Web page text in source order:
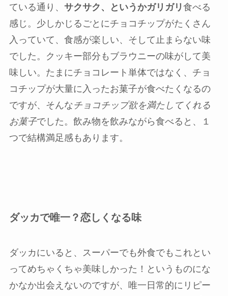
ている通り、 サクサク、というかガリガリ 食べる
感じ。少しかじるごとにチョコチップがたくさん
入っていて、食感が楽しい、そして止まらない味
でした。クッキー部分もブラウニーの味がして美
味しい。たまにチョコレート単体ではなく、チョ
コチップが大量に入ったお菓子が食べたくなるの
ですが、そんなチョコチップ欲を満たしてくれる
お菓子でした。飲み物を飲みながら食べると、１
つで結構満足感もあります。
ダッカで唯一？恋しくなる味
ダッカにいると、スーパーでも外食でもこれとい
ってめちゃくちゃ美味しかった！というものにな
かなか出会えないのですが、唯一日常的にリピー